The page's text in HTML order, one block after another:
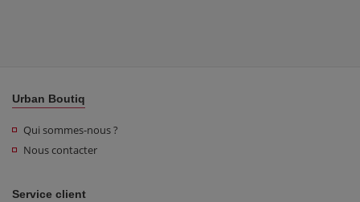
Urban Boutiq
Qui sommes-nous ?
Nous contacter
Service client